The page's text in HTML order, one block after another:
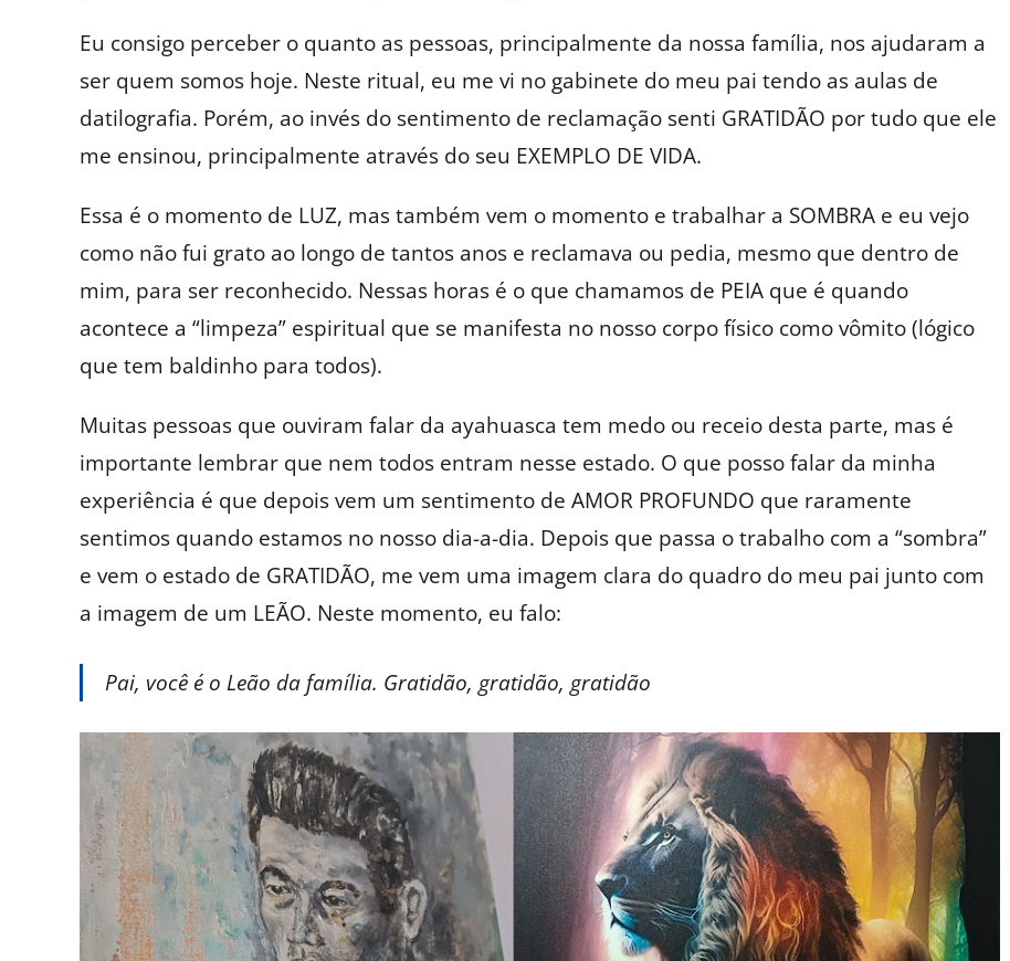
Eu consigo perceber o quanto as pessoas, principalmente da nossa família, nos ajudaram a
ser quem somos hoje. Neste ritual, eu me vi no gabinete do meu pai tendo as aulas de
datilografia. Porém, ao invés do sentimento de reclamação senti GRATIDÃO por tudo que ele
me ensinou, principalmente através do seu EXEMPLO DE VIDA.
Essa é o momento de LUZ, mas também vem o momento e trabalhar a SOMBRA e eu vejo
como não fui grato ao longo de tantos anos e reclamava ou pedia, mesmo que dentro de
mim, para ser reconhecido. Nessas horas é o que chamamos de PEIA que é quando
acontece a “limpeza” espiritual que se manifesta no nosso corpo físico como vômito (lógico
que tem baldinho para todos).
Muitas pessoas que ouviram falar da ayahuasca tem medo ou receio desta parte, mas é
importante lembrar que nem todos entram nesse estado. O que posso falar da minha
experiência é que depois vem um sentimento de AMOR PROFUNDO que raramente
sentimos quando estamos no nosso dia-a-dia. Depois que passa o trabalho com a “sombra”
e vem o estado de GRATIDÃO, me vem uma imagem clara do quadro do meu pai junto com
a imagem de um LEÃO. Neste momento, eu falo:
Pai, você é o Leão da família. Gratidão, gratidão, gratidão